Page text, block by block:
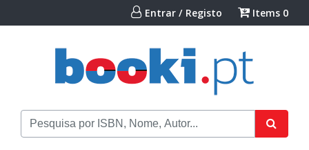
Entrar / Registo Items 0